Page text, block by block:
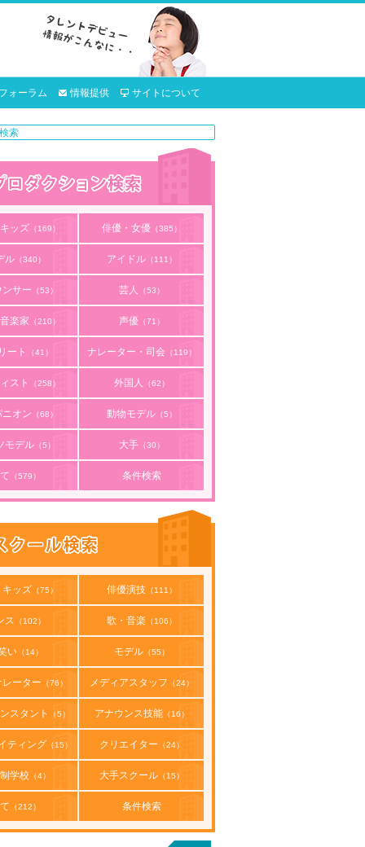
ォーラム 情報提供 サイトについて
ッズ （169） 俳優・女優（385）
ル（340） アイドル（111）
サー （53） 芸人 （53）
楽家 （210） 声優（71）
ート （41） ナレーター・司会（119）
スト （258） 外国人 （62）
オン （68） 動物モデル（5）
モデル（5） 大手（30）
（579） 条件検索
ッズ （75） 俳優演技（111）
ス （102） 歌・音楽 （106）
い（14） モデル（55）
ーター （76） メディアスタッフ （24）
スタント （5） アナウンス技能（16）
ティング （15） クリエイター （24）
学校（4） 大手スクール（15）
（212） 条件検索